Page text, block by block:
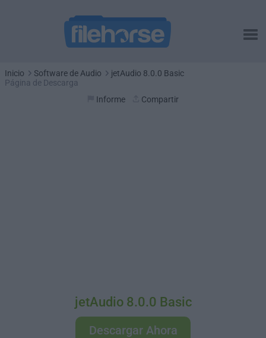
Inicio Software de Audio
jetAudio 8.0.0 Basic
Página de Descarga
Informe
Compartir
jetAudio 8.0.0 Basic
Descargar Ahora